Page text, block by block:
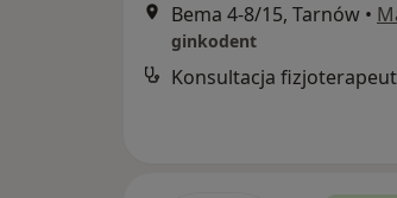
Bema 4-8/15, Tarnów •
ginkodent
Konsultacja